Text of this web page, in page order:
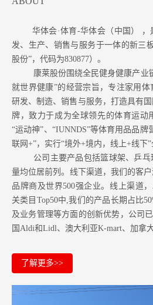
华体会·体育-华体会（中国）
发、生产、销售与服务于一体的新三
股份”，代码为830877）。
康莱股份围绕全民健身健康产业
就世界健康”的经营宗旨，专注家用
研发、制造、销售与服务，打造具有
牌，致力于成为全球领先的体育运动
“运动神”、“IUNNDS”等体育用品品牌
联网+”，实行“境外+境内，线上+线下”
公司主要产品包括篮球架、乒
量均位居前列。 线下渠道，我们的客
品牌商及世界500强企业。 线上渠道，
关类目Top50中,我们的产品长期占比
及业务管理等方面的创新优势，公司
国Aldi和Lidl、澳大利亚K-mart、加拿大
了解更多>>